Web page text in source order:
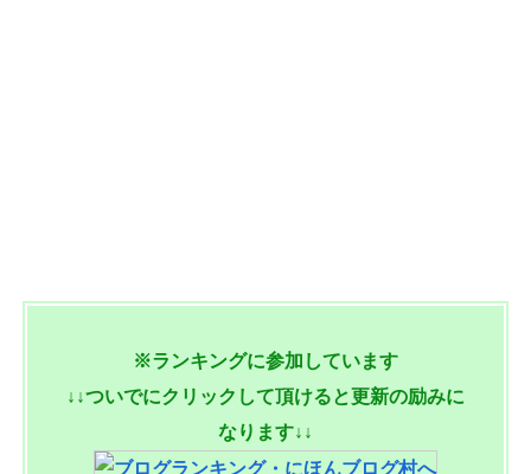
※ランキングに参加しています
↓↓ついでにクリックして頂けると更新の励みに
なります↓↓